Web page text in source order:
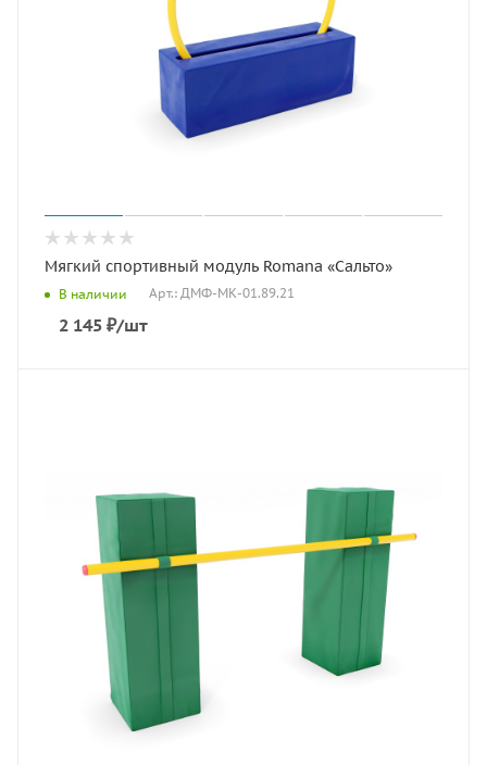
Мягкий спортивный модуль Romana «Сальто»
В наличии Арт.: ДМФ-МК-01.89.21
2 145 ₽/шт